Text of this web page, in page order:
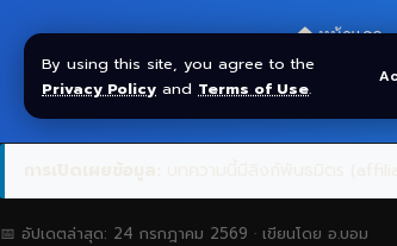
By using this site, you agree to the
Privacy Policy and Terms of Use.
🏠 หน้าแรก
📅 อัปเดตล่าสุด: 24 กรกฎาคม 2569 · เขียนโดย อ.บอม